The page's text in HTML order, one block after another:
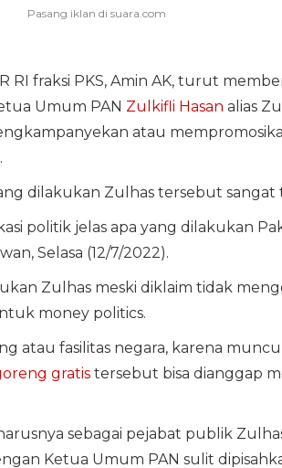
RI fraksi PKS, Amin AK, turut
Umum PAN Zulkifli Hasan alias
atau
dilakukan Zulhas tersebut sangat
politik jelas apa yang dilakukan
Selasa (12/7/2022).
Zulhas meski diklaim tidak
money politics.
atau fasilitas negara, karena
gratistersebut bisa dianggap
sebagai pejabat publik
Ketua Umum PAN sulit